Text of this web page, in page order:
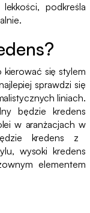
podkreśla
kierować się stylem
sprawdzi się
liniach.
będzie kredens
w aranżacjach w
kredens z
wysoki kredens
elementem